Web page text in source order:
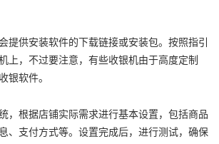
提供安装软件的下载链接或安装包。按照指引
上，不过要注意，有些收银机由于高度定制
银软件。
，根据店铺实际需求进行基本设置，包括商品
、支付方式等。设置完成后，进行测试，确保